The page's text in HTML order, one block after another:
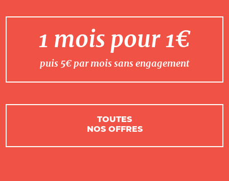
1 mois pour 1€
puis 5€ par mois sans engagement
TOUTES
NOS OFFRES